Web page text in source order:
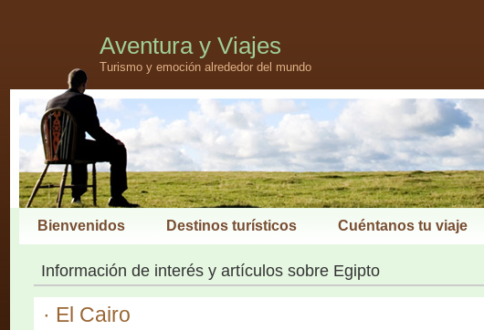
Aventura y Viajes
Turismo y emoción alrededor del mundo
Bienvenidos Destinos turísticos Cuéntanos tu viaje
Información de interés y artículos sobre Egipto
· El Cairo